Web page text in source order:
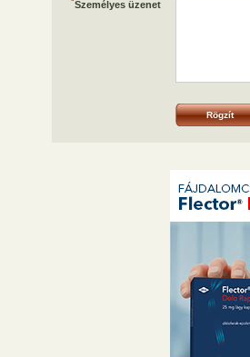
Személyes üzenet
Rögzít